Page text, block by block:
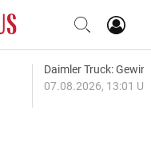
Daimler Truck:
07.08.2026, 13:01